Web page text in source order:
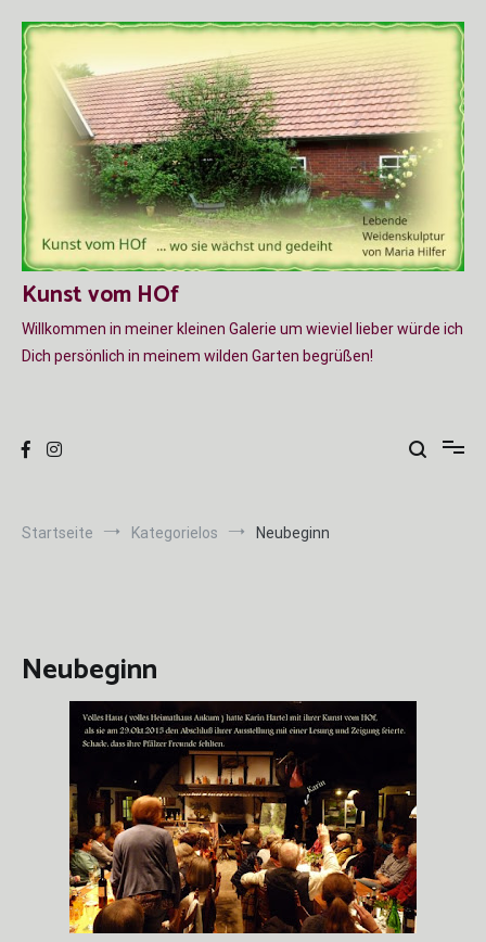
Inhalt
springen
Kunst vom HOf
Willkommen in meiner kleinen Galerie um wieviel lieber würde ich
Dich persönlich in meinem wilden Garten begrüßen!
Startseite Kategorielos Neubeginn
Neubeginn